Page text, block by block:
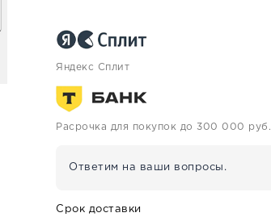
Яндекс Сплит
Расрочка для покупок до 300 000 руб.
Ответим на ваши вопросы.
Срок доставки